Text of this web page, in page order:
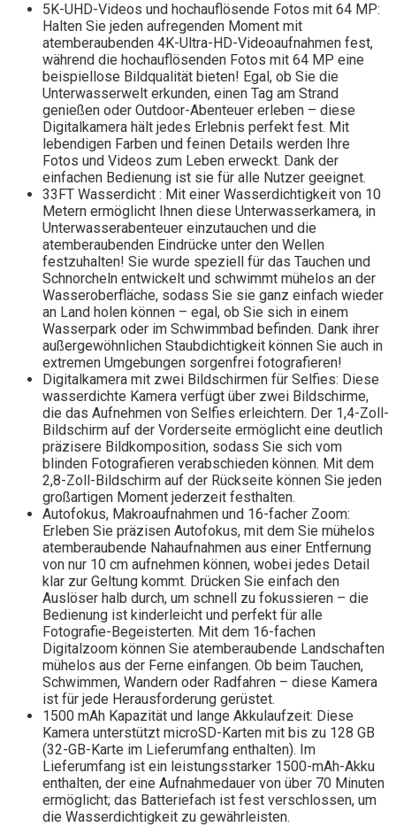
5K-UHD-Videos und hochauflösende Fotos mit 64 MP:
Halten Sie jeden aufregenden Moment mit
atemberaubenden 4K-Ultra-HD-Videoaufnahmen fest,
während die hochauflösenden Fotos mit 64 MP eine
beispiellose Bildqualität bieten! Egal, ob Sie die
Unterwasserwelt erkunden, einen Tag am Strand
genießen oder Outdoor-Abenteuer erleben – diese
Digitalkamera hält jedes Erlebnis perfekt fest. Mit
lebendigen Farben und feinen Details werden Ihre
Fotos und Videos zum Leben erweckt. Dank der
einfachen Bedienung ist sie für alle Nutzer geeignet.
33FT Wasserdicht : Mit einer Wasserdichtigkeit von 10
Metern ermöglicht Ihnen diese Unterwasserkamera, in
Unterwasserabenteuer einzutauchen und die
atemberaubenden Eindrücke unter den Wellen
festzuhalten! Sie wurde speziell für das Tauchen und
Schnorcheln entwickelt und schwimmt mühelos an der
Wasseroberfläche, sodass Sie sie ganz einfach wieder
an Land holen können – egal, ob Sie sich in einem
Wasserpark oder im Schwimmbad befinden. Dank ihrer
außergewöhnlichen Staubdichtigkeit können Sie auch in
extremen Umgebungen sorgenfrei fotografieren!
Digitalkamera mit zwei Bildschirmen für Selfies: Diese
wasserdichte Kamera verfügt über zwei Bildschirme,
die das Aufnehmen von Selfies erleichtern. Der 1,4-Zoll-
Bildschirm auf der Vorderseite ermöglicht eine deutlich
präzisere Bildkomposition, sodass Sie sich vom
blinden Fotografieren verabschieden können. Mit dem
2,8-Zoll-Bildschirm auf der Rückseite können Sie jeden
großartigen Moment jederzeit festhalten.
Autofokus, Makroaufnahmen und 16-facher Zoom:
Erleben Sie präzisen Autofokus, mit dem Sie mühelos
atemberaubende Nahaufnahmen aus einer Entfernung
von nur 10 cm aufnehmen können, wobei jedes Detail
klar zur Geltung kommt. Drücken Sie einfach den
Auslöser halb durch, um schnell zu fokussieren – die
Bedienung ist kinderleicht und perfekt für alle
Fotografie-Begeisterten. Mit dem 16-fachen
Digitalzoom können Sie atemberaubende Landschaften
mühelos aus der Ferne einfangen. Ob beim Tauchen,
Schwimmen, Wandern oder Radfahren – diese Kamera
ist für jede Herausforderung gerüstet.
1500 mAh Kapazität und lange Akkulaufzeit: Diese
Kamera unterstützt microSD-Karten mit bis zu 128 GB
(32-GB-Karte im Lieferumfang enthalten). Im
Lieferumfang ist ein leistungsstarker 1500-mAh-Akku
enthalten, der eine Aufnahmedauer von über 70 Minuten
ermöglicht; das Batteriefach ist fest verschlossen, um
die Wasserdichtigkeit zu gewährleisten.